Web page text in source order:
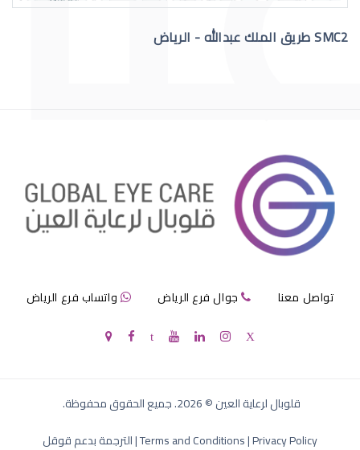
مرض الماء الازرق بالعين
SMC2 طريق الملك عبدالله - الرياض
تواصل معنا جوال فرع الرياض واتساب فرع الرياض
قلوبال لرعاية العين©
2026. جميع الحقوق محفوظة.
Terms and Conditions|Privacy Policy
|الترجمة بدعم قوقل